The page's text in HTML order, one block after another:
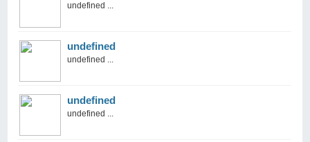
undefined ...
undefined
undefined ...
undefined
undefined ...